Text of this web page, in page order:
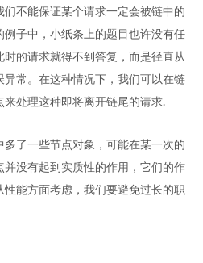
不能保证某个请求一定会被链中的
例子中，小纸条上的题目也许没有任
的请求就得不到答复，而是径直从
常。在这种情况下，我们可以在链
处理这种即将离开链尾的请求.
多了一些节点对象，可能在某一次的
没有起到实质性的作用，它们的作
性能方面考虑，我们要避免过长的职